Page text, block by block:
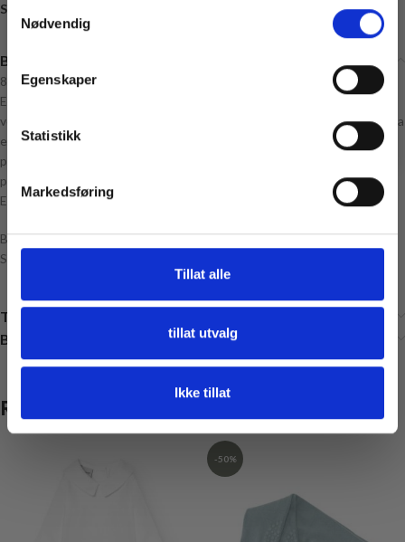
Nødvendig
Egenskaper
Statistikk
Markedsføring
Tillat alle
tillat utvalg
Ikke tillat
Share:
Beskrivelse
80% recycled cotton / 20% recycled polyester.
Eco Vita 12 er laget av gjenbruks-bomull fra stoffrester, og er særlig
velegnet til Macramé (knytte), hekling og strikk til boligtilbehør. Eco Vita
er Oeko-Tex certificeret, og lett å jobbe med. Banderolen er laget av
plantepapir, dvs. der er frø i papiret, så gjenbruk det ved at plante
papiret og så en blomst.
Eco Vita 12 er et 4 mm tubegarn.
Bomul250 g = 55 meter.
Strikkepinne 12 mm – heklenål 12 mm
Tilleggsinformasjon
Brand
Relaterte produkter
-50%
Email